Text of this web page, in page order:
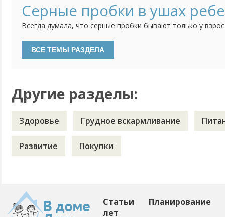
которые работают с самого начала со мной. Это
естественно очень жаль, да и себя тоже. Муж...
Серные пробки в ушах
Всегда думала, что серные пробки бывают только у
глубине белое вещество и посередине маленькую
ребенок стал хуже слышать, перестал откликаться...
Другие разделы:
Здоровье Грудное вскармливание
Развитие Покупки
Статьи
Планирование
лет